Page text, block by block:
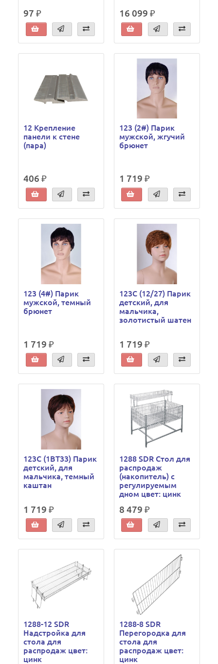
97 ₽ 16 099 ₽
12 Крепление
панели к стене
(пара)
406 ₽
123 (2#) Парик
мужской, жгучий
брюнет
1 719 ₽
123 (4#) Парик
мужской, темный
брюнет
1 719 ₽
123C (12/27) Парик
детский, для
мальчика,
золотистый шатен
1 719 ₽
123C (1BT33) Парик
детский, для
мальчика, темный
каштан
1 719 ₽
1288 SDR Стол для
распродаж
(накопитель) с
регулируемым
дном цвет: цинк
8 479 ₽
1288-12 SDR
Надстройка для
стола для
распродаж цвет:
цинк
1288-8 SDR
Перегородка для
стола для
распродаж цвет:
цинк